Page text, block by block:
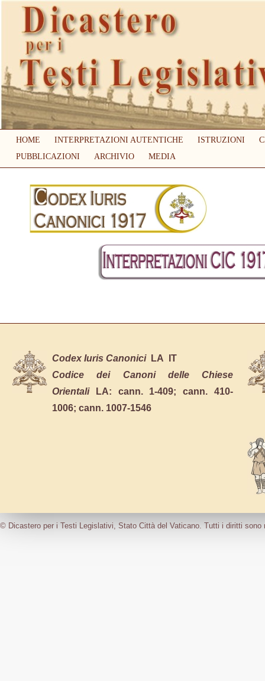
HOME INTERPRETAZIONI AUTENTICHE ISTRUZIONI
PUBBLICAZIONI
ARCHIVIO MEDIA
Codex Iuris CanoniciLA
IT
Codice dei Canoni delle Chiese
OrientaliLA: cann. 1-409;cann. 410-
1006; cann. 1007-1546
© Dicastero per i Testi Legislativi, Stato Città del Vaticano. Tutti i diritti sono